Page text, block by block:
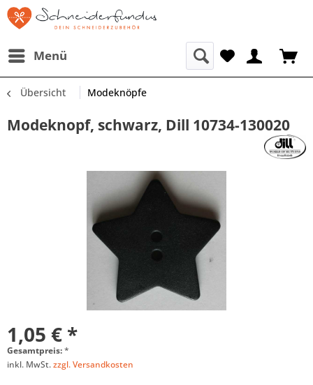
Menü
Übersicht Modeknöpfe
Modeknopf, schwarz, Dill 10734-130020
1,05 € *
Gesamtpreis:*
inkl. MwSt.zzgl. Versandkosten